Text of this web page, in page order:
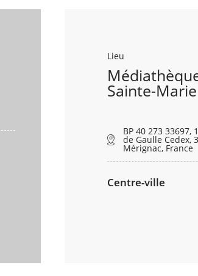
Lieu
Sainte-Marie
BP 40 273 33697,
de Gaulle Cedex,
Mérignac, France
Centre-ville